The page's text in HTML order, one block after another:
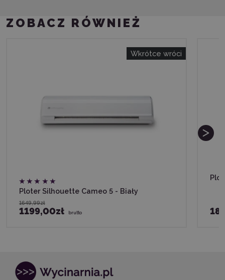
ZOBACZ RÓWNIEŻ
Wkrótce wróci
Ploter Silhouette Cameo 5 - Biały
1649,99zł
1199,00zł brutto